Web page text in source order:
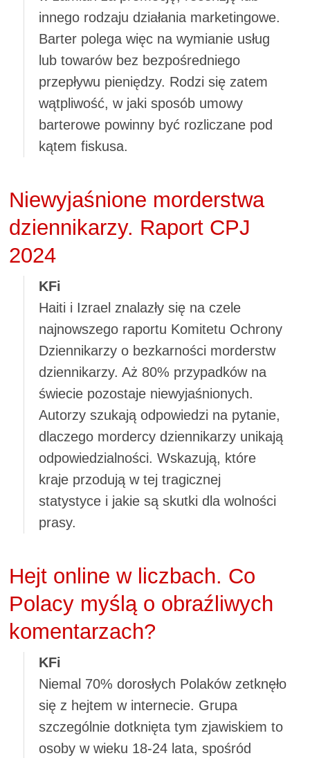
innego rodzaju działania marketingowe.
Barter polega więc na wymianie usług
lub towarów bez bezpośredniego
przepływu pieniędzy. Rodzi się zatem
wątpliwość, w jaki sposób umowy
barterowe powinny być rozliczane pod
kątem fiskusa.
Niewyjaśnione morderstwa
dziennikarzy. Raport CPJ
2024
KFi
Haiti i Izrael znalazły się na czele
najnowszego raportu Komitetu Ochrony
Dziennikarzy o bezkarności morderstw
dziennikarzy. Aż 80% przypadków na
świecie pozostaje niewyjaśnionych.
Autorzy szukają odpowiedzi na pytanie,
dlaczego mordercy dziennikarzy unikają
odpowiedzialności. Wskazują, które
kraje przodują w tej tragicznej
statystyce i jakie są skutki dla wolności
prasy.
Hejt online w liczbach. Co
Polacy myślą o obraźliwych
komentarzach?
KFi
Niemal 70% dorosłych Polaków zetknęło
się z hejtem w internecie. Grupa
szczególnie dotknięta tym zjawiskiem to
osoby w wieku 18-24 lata, spośród